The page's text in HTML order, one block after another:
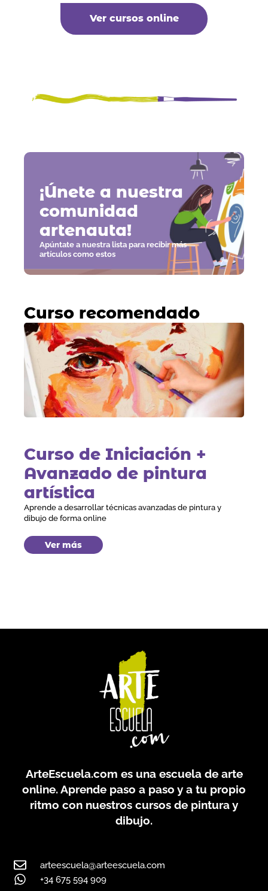
Ver cursos online
¡Únete a nuestra
comunidad
artenauta!
Apúntate a nuestra lista para recibir más
artículos como estos
Curso recomendado
Curso de Iniciación +
Avanzado de pintura
artística
Aprende a desarrollar técnicas avanzadas de pintura y
dibujo de forma online
Ver más
ArteEscuela.com es una escuela de arte
online. Aprende paso a paso y a tu propio
ritmo con nuestros cursos de pintura y
dibujo.
arteescuela@arteescuela.com
+34 675 594 909